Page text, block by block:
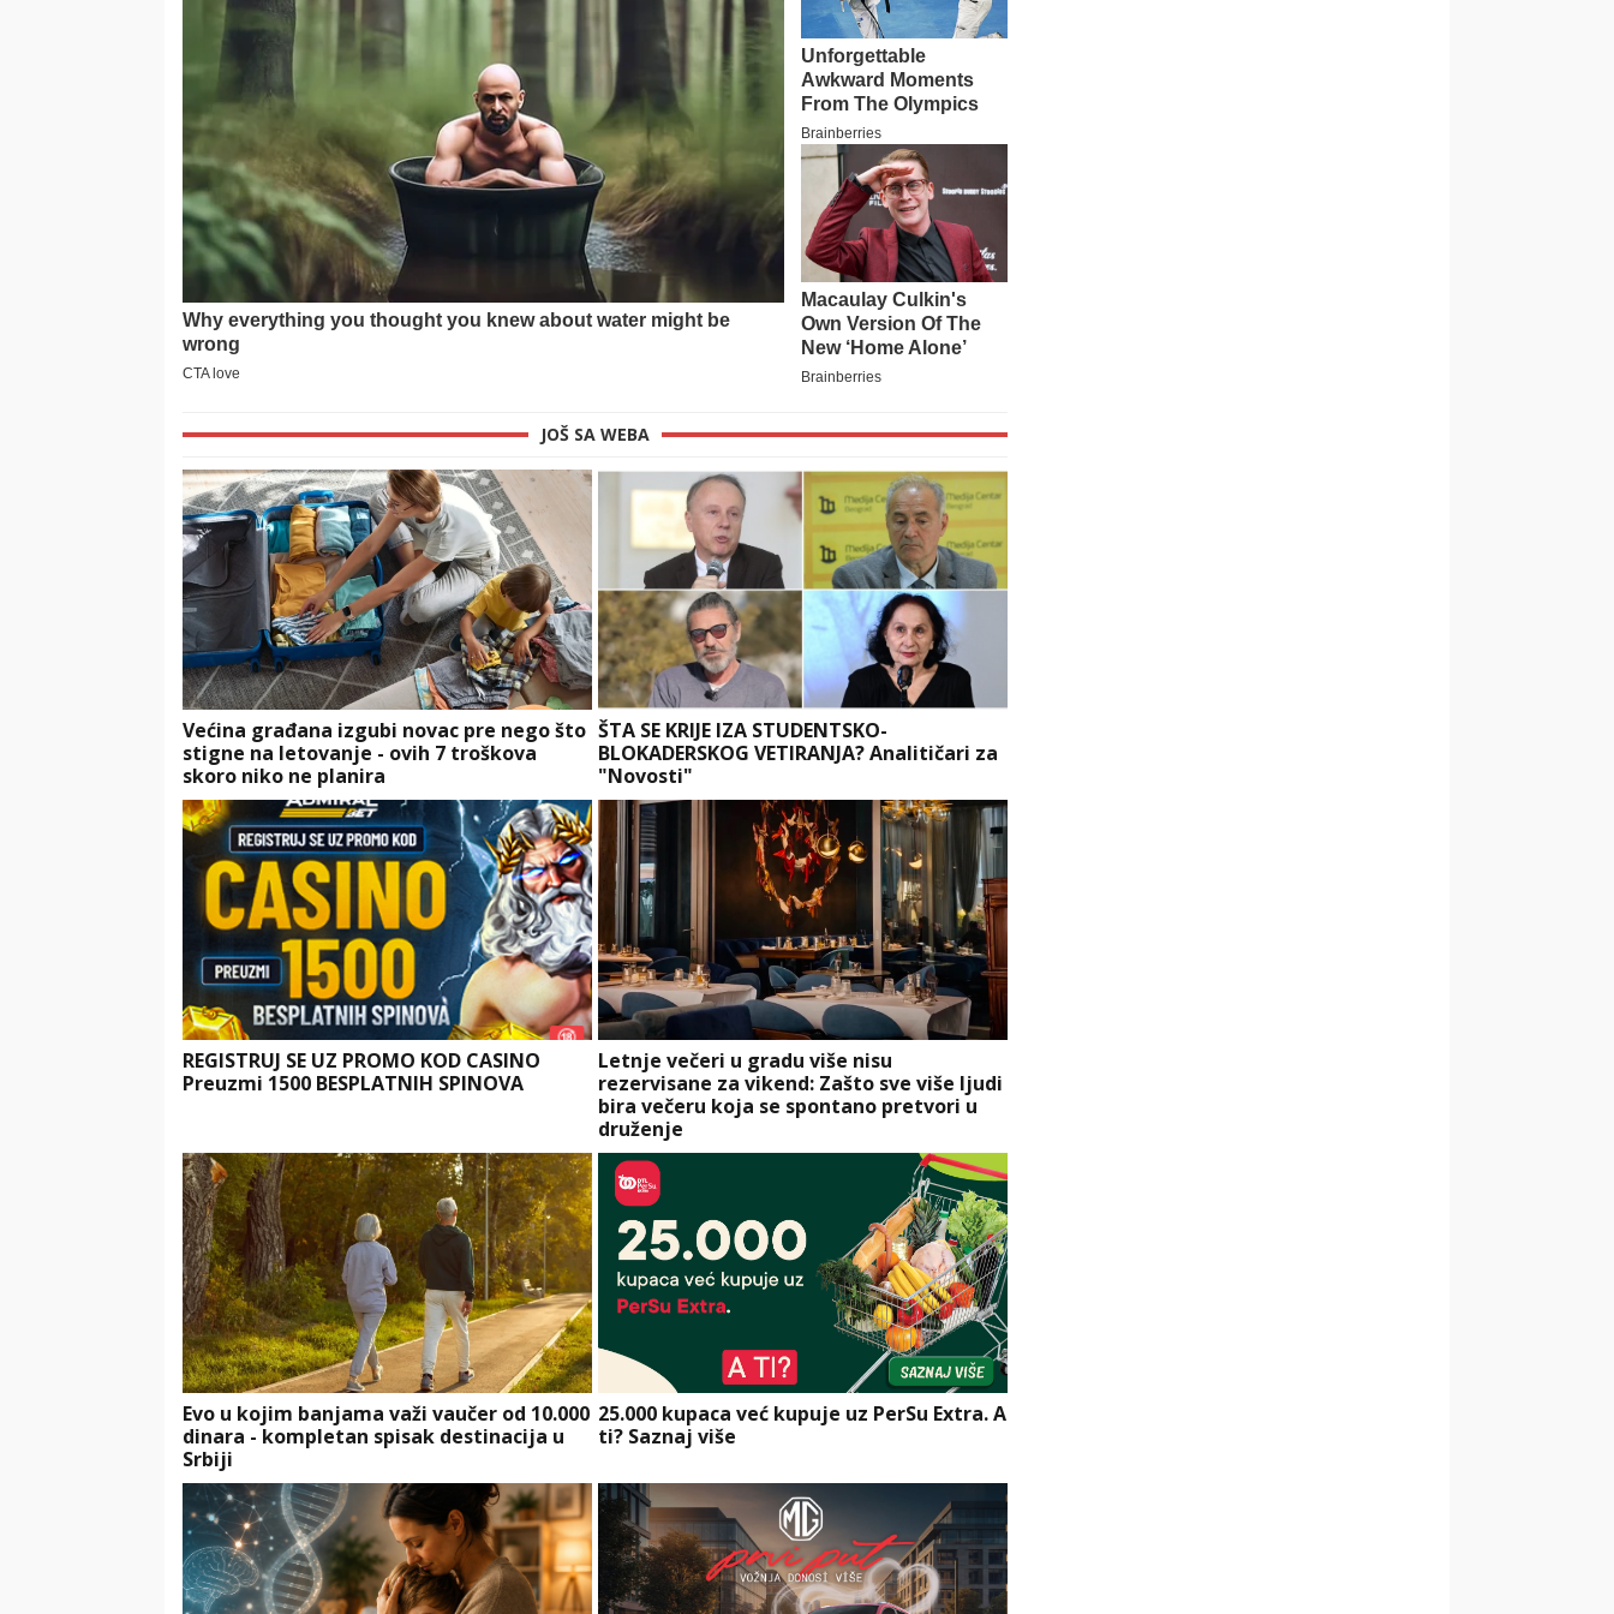
JOŠ SA WEBA
Većina građana izgubi novac pre nego što
stigne na letovanje - ovih 7 troškova
skoro niko ne planira
ŠTA SE KRIJE IZA STUDENTSKO-
BLOKADERSKOG VETIRANJA? Analitičari za
"Novosti"
REGISTRUJ SE UZ PROMO KOD CASINO
Preuzmi 1500 BESPLATNIH SPINOVA
Letnje večeri u gradu više nisu
rezervisane za vikend: Zašto sve više ljudi
bira večeru koja se spontano pretvori u
druženje
Evo u kojim banjama važi vaučer od 10.000
dinara - kompletan spisak destinacija u
Srbiji
25.000 kupaca već kupuje uz PerSu Extra. A
ti? Saznaj više